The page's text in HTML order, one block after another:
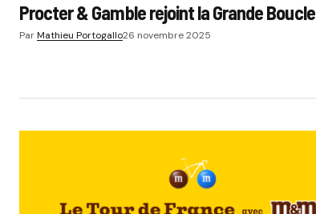
Procter & Gamble rejoint la Grande Boucle
ParMathieu Portogallo26 novembre 2025